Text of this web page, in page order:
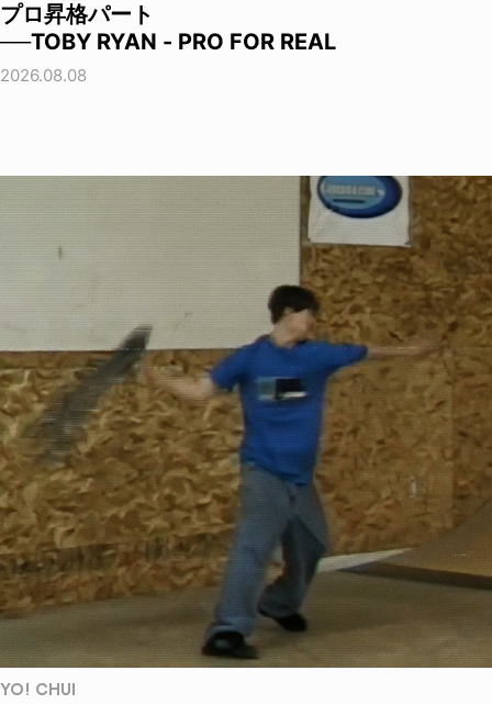
プロ昇格パート
──TOBY RYAN - PRO FOR REAL
2026.08.08
YO! CHUI